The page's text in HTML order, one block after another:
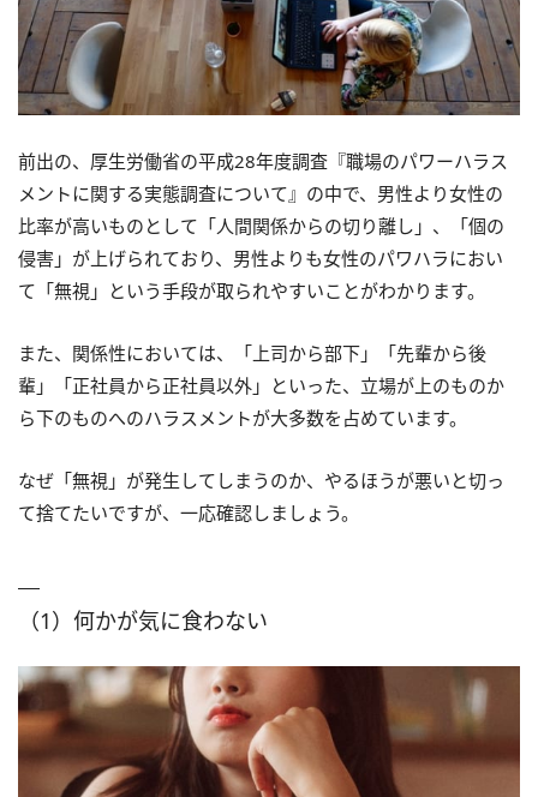
前出の、厚生労働省の平成28年度調査『職場のパワーハラス
メントに関する実態調査について』の中で、男性より女性の
比率が高いものとして「人間関係からの切り離し」、「個の
侵害」が上げられており、男性よりも女性のパワハラにおい
て「無視」という手段が取られやすいことがわかります。
また、関係性においては、「上司から部下」「先輩から後
輩」「正社員から正社員以外」といった、立場が上のものか
ら下のものへのハラスメントが大多数を占めています。
なぜ「無視」が発生してしまうのか、やるほうが悪いと切っ
て捨てたいですが、一応確認しましょう。
（1）何かが気に食わない